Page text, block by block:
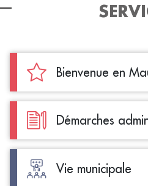
Bienvenue en
Démarches
Vie municipale